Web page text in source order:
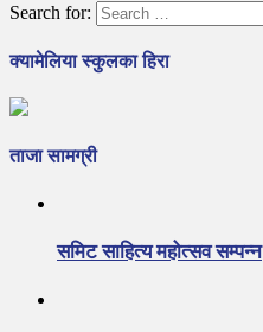
Search for:
क्यामेलिया स्कुलका हिरा
ताजा सामग्री
समिट साहित्य महोत्सव सम्पन्न